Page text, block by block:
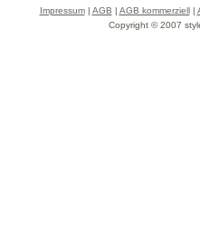
Impressum| AGB | AGB kommerziell|
Copyright © 2007